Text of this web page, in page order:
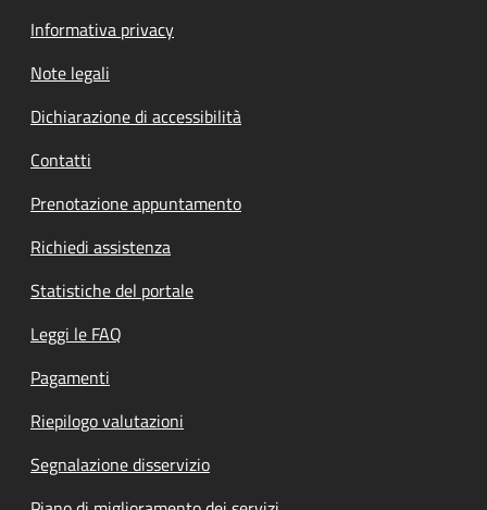
Informativa privacy
Note legali
Dichiarazione di accessibilità
Contatti
Prenotazione appuntamento
Richiedi assistenza
Statistiche del portale
Leggi le FAQ
Pagamenti
Riepilogo valutazioni
Segnalazione disservizio